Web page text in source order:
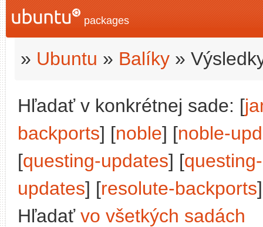
packages
» Ubuntu » Balíky »
Hľadať v konkrétnej sade: [
backports] [noble] [noble-
[questing-updates] [
updates] [resolute-backports
Hľadať vo všetkých sadách